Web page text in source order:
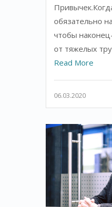
обязательно
чтобы
от тяжелых
Read More
06.03.2020